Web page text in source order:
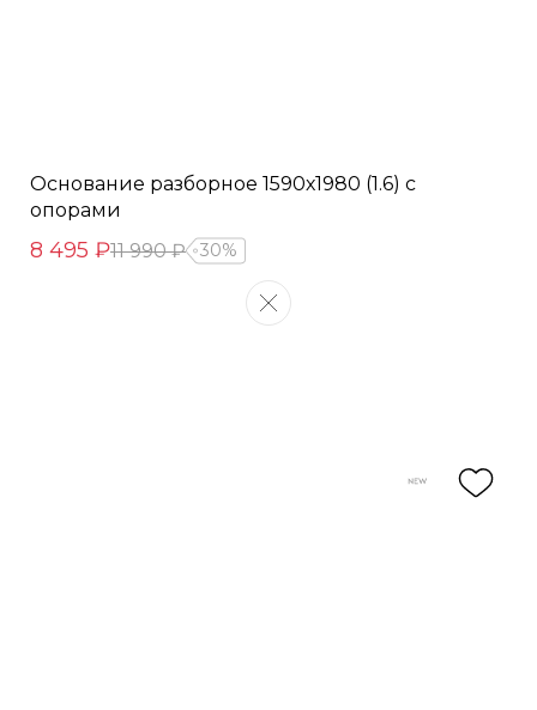
Основание разборное 1590х1980 (1.6) с
опорами
8 495 ₽11 990 ₽ 30%